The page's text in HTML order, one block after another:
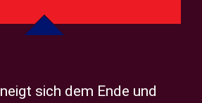
sich dem Ende und